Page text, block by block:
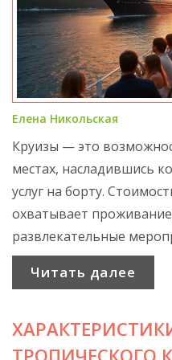
Елена Никольская
Круизы — это
местах, насладившись
услуг на борту.
охватывает
развлекательные
экскурсии. Тем не
дополнительной
Понимание того, что
избежать
Читать далее
ТРОПИЧЕСКОГО